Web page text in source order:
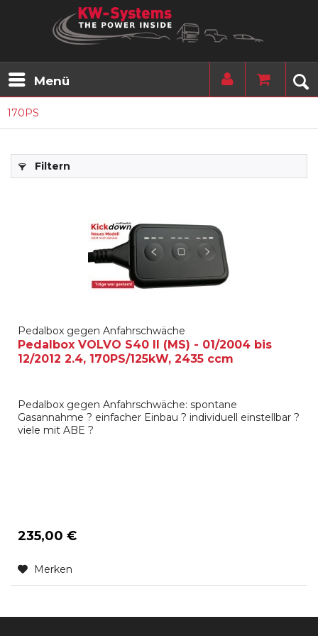
Menü
170PS
Filtern
Pedalbox gegen Anfahrschwäche
Pedalbox VOLVO S40 II (MS) - 01/2004 bis
12/2012 2.4, 170PS/125kW, 2435 ccm
Pedalbox gegen Anfahrschwäche: spontane
Gasannahme ? einfacher Einbau ? individuell einstellbar ?
viele mit ABE ?
235,00 €
Merken